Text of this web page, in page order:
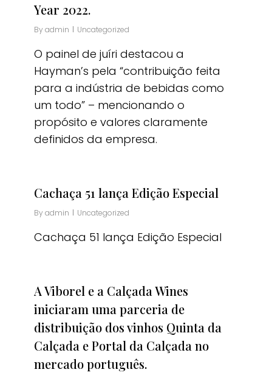
Year 2022.
By admin Uncategorized
O painel de juíri destacou a
Hayman’s pela “contribuição feita
para a indústria de bebidas como
um todo” – mencionando o
propósito e valores claramente
definidos da empresa.
Cachaça 51 lança Edição Especial
By admin Uncategorized
Cachaça 51 lança Edição Especial
A Viborel e a Calçada Wines
iniciaram uma parceria de
distribuição dos vinhos Quinta da
Calçada e Portal da Calçada no
mercado português.